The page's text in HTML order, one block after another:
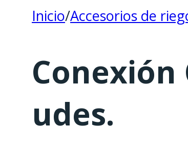
Inicio/Accesorios de
Conexión
udes.